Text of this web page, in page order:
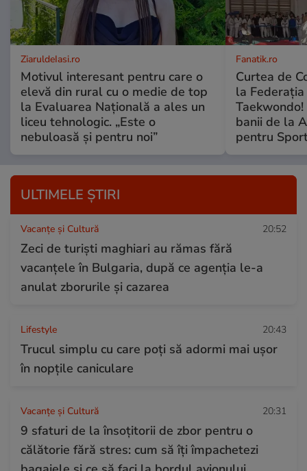
ZiaruldeIasi.ro
Motivul interesant pentru care o
elevă din rural cu o medie de top
la Evaluarea Națională a ales un
liceu tehnologic. „Este o
nebuloasă și pentru noi”
Fanatik.ro
Curtea de
la
banii de la
pentru
ULTIMELE ȘTIRI
Vacanțe și Cultură 20:52
Zeci de turiști maghiari au rămas fără
vacanțele în Bulgaria, după ce agenția le-a
anulat zborurile și cazarea
Lifestyle 20:43
Trucul simplu cu care poți să adormi mai ușor
în nopțile caniculare
Vacanțe și Cultură 20:31
9 sfaturi de la însoțitorii de zbor pentru o
călătorie fără stres: cum să îți împachetezi